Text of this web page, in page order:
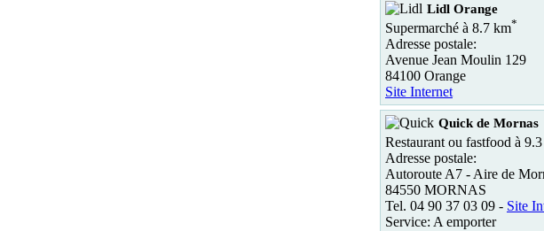
Lidl Orange
Supermarché à 8.7 km*
Adresse postale:
Avenue Jean Moulin 129
84100 Orange
Site Internet
Quick de Mornas
Restaurant ou fastfood à
Adresse postale:
Autoroute A7 - Aire de
84550 MORNAS
Tel. 04 90 37 03 09 - Site
Service: A emporter